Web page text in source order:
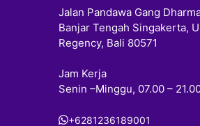
Jalan Pandawa Gang
Banjar Tengah Singakerta,
Regency, Bali 80571
Jam Kerja
Senin –Minggu, 07.00 –
+6281236189001